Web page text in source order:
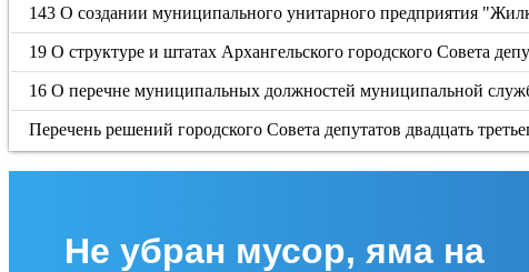
143 О создании муниципального унитарного предприятия
19 О структуре и штатах Архангельского городского Совета
16 О перечне муниципальных должностей муниципальной
Перечень решений городского Совета депутатов двадцать
Не убран мусор, яма на